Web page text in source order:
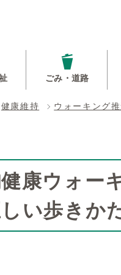
ごみ・道路
健康維持 ウォーキング推
康ウォー
しい歩きか